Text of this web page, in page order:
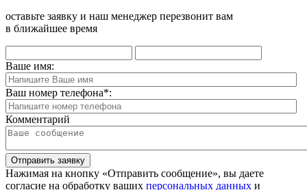
оставьте заявку и наш менеджер перезвонит вам
в ближайшее время
Ваше имя:
Ваш номер телефона*:
Комментарий
Отправить заявку
Нажимая на кнопку «Отправить сообщение», вы даете
согласие на обработку ваших персональных данных и